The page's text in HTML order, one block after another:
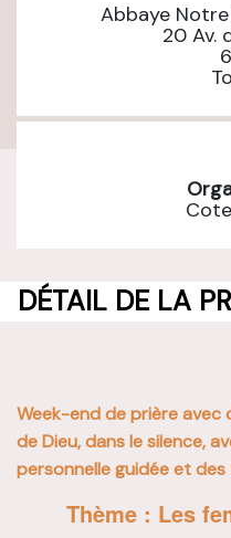
Abbaye
20 Av.
DÉTAIL DE LA
Week-end de prière
de Dieu, dans le silence,
personnelle guidée et
Thème : Les